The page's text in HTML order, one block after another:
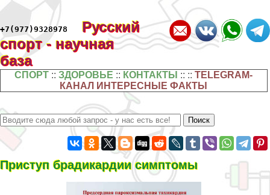
+7(977)9328978
Русский
спорт - научная
база
СПОРТ ::ЗДОРОВЬЕ :: КОНТАКТЫ :: ::TELEGRAM-
КАНАЛ ИНТЕРЕСНЫЕ ФАКТЫ
Приступ брадикардии симптомы